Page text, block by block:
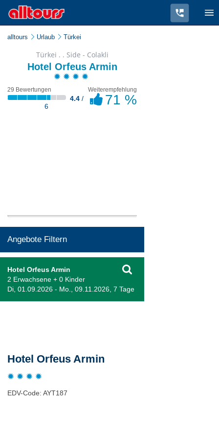
alltours Urlaub Türkei
Türkei . . Side - Colakli
Hotel Orfeus Armin
29 Bewertungen
4.4 /
6
Weiterempfehlung
71 %
Angebote Filtern
Hotel Orfeus Armin
2 Erwachsene + 0 Kinder
Di, 01.09.2026 - Mo., 09.11.2026, 7 Tage
Hotel Orfeus Armin
EDV-Code: AYT187